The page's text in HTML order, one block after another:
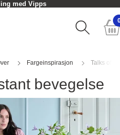
oftest innen en time
Fargeinspirasjon Talks of
bevegelse